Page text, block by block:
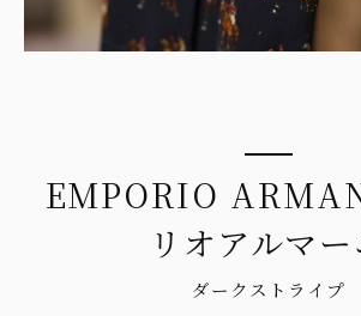
EMPORIO
リオアルマー
ダークストライプ